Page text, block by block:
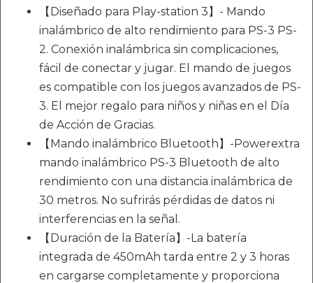
【Diseñado para Play-station 3】- Mando
inalámbrico de alto rendimiento para PS-3 PS-
2. Conexión inalámbrica sin complicaciones,
fácil de conectar y jugar. El mando de juegos
es compatible con los juegos avanzados de PS-
3. El mejor regalo para niños y niñas en el Día
de Acción de Gracias.
【Mando inalámbrico Bluetooth】-Powerextra
mando inalámbrico PS-3 Bluetooth de alto
rendimiento con una distancia inalámbrica de
30 metros. No sufrirás pérdidas de datos ni
interferencias en la señal.
【Duración de la Batería】-La batería
integrada de 450mAh tarda entre 2 y 3 horas
en cargarse completamente y proporciona